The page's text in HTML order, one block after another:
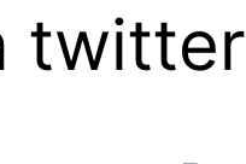
twitter